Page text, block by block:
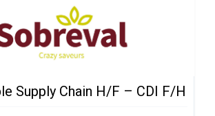
Supply Chain H/F – CDI F/H